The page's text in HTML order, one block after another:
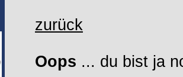
zurück
Oops ... du bist ja